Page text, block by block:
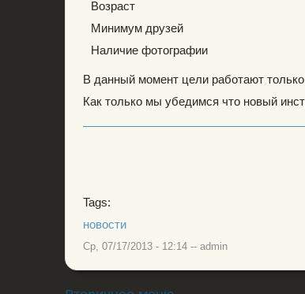
Возраст
Минимум друзей
Наличие фотографии
В данный момент цели работают
Как только мы убедимся что новый
Tags:
новости
Ср, 07/17/2013 - 12:14-- admin